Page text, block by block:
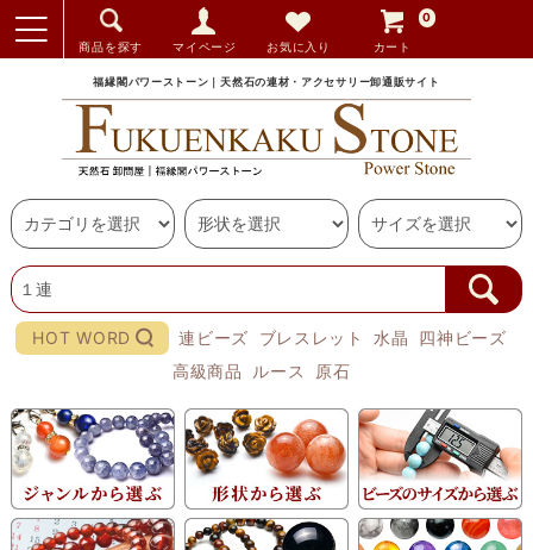
商品を探す マイページ お気に入り カート
0
福縁閣パワーストーン｜天然石の連材・アクセサリー卸通販サイト
HOT WORD 連ビーズ ブレスレット 水晶
四神ビーズ
高級商品
ルース 原石